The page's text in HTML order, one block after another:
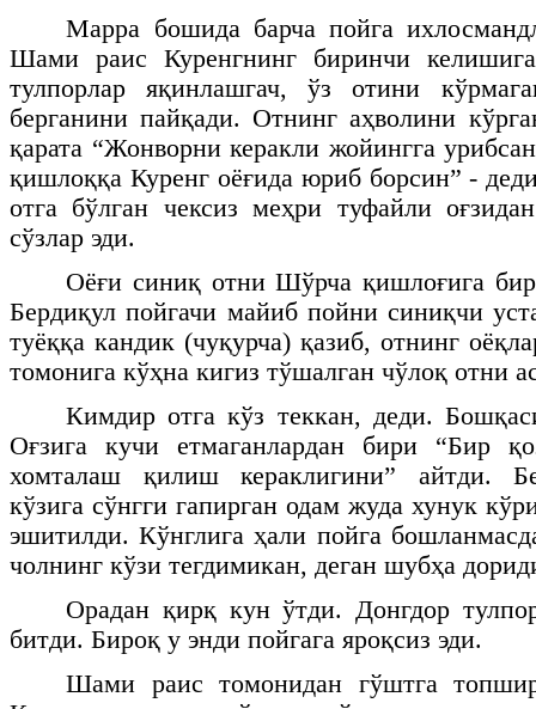
Марра бошида барча пойга
Шами раис Куренгнинг биринчи
тулпорлар яқинлашгач, ўз отини
берганини пайқади. Отнинг аҳволини
қарата “Жонворни керакли жойингга
қишлоққа Куренг оёғида юриб борсин” -
отга бўлган чексиз меҳри туфайли
сўзлар эди.
Оёғи синиқ отни Шўрча қишлоғига
Бердиқул пойгачи майиб пойни синиқчи
туёққа кандик (чуқурча) қазиб, отнинг
томонига кўҳна кигиз тўшалган чўлоқ отни
Кимдир отга кўз теккан, деди.
Оғзига кучи етмаганлардан бири “Бир
хомталаш қилиш кераклигини” айтди.
кўзига сўнгги гапирган одам жуда хунук
эшитилди. Кўнглига ҳали пойга
чолнинг кўзи тегдимикан, деган шубҳа
Орадан қирқ кун ўтди. Донгдор
битди. Бироқ у энди пойгага яроқсиз эди.
Шами раис томонидан гўштга